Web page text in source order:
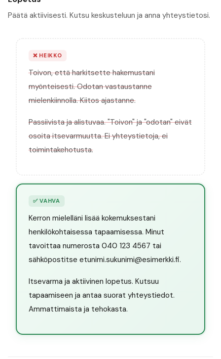
Päätä aktiivisesti. Kutsu keskusteluun ja anna yhteystietosi.
❌HEIKKO
Toivon, että harkitsette hakemustani
myönteisesti. Odotan vastaustanne
mielenkiinnolla. Kiitos ajastanne.
Passiivista ja alistuvaa. "Toivon" ja "odotan" eivät
osoita itsevarmuutta. Ei yhteystietoja, ei
toimintakehotusta.
✅VAHVA
Kerron mielelläni lisää kokemuksestani
henkilökohtaisessa tapaamisessa. Minut
tavoittaa numerosta 040 123 4567 tai
sähköpostitse etunimi.sukunimi@esimerkki.fi.
Itsevarma ja aktiivinen lopetus. Kutsuu
tapaamiseen ja antaa suorat yhteystiedot.
Ammattimaista ja tehokasta.